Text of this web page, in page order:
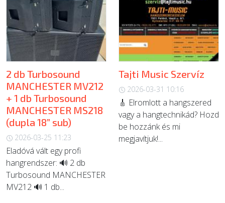
2 db Turbosound
MANCHESTER MV212
+ 1 db Turbosound
MANCHESTER MS218
(dupla 18” sub)
2026-03-25 11:23
Eladóvá vált egy profi
hangrendszer: 🔊 2 db
Turbosound MANCHESTER
MV212 🔊 1 db...
Tajti Music Szervíz
2026-03-31 10:16
🎸 Elromlott a hangszered
vagy a hangtechnikád? Hozd
be hozzánk és mi
megjavítjuk!...